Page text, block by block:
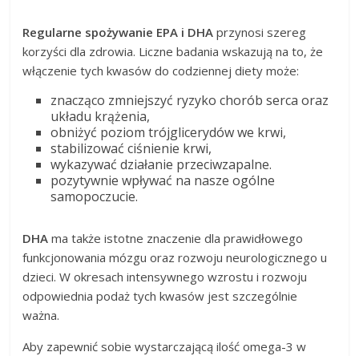
Regularne spożywanie EPA i DHA przynosi szereg
korzyści dla zdrowia. Liczne badania wskazują na to, że
włączenie tych kwasów do codziennej diety może:
znacząco zmniejszyć ryzyko chorób serca oraz
układu krążenia,
obniżyć poziom trójglicerydów we krwi,
stabilizować ciśnienie krwi,
wykazywać działanie przeciwzapalne.
pozytywnie wpływać na nasze ogólne
samopoczucie.
DHA ma także istotne znaczenie dla prawidłowego
funkcjonowania mózgu oraz rozwoju neurologicznego u
dzieci. W okresach intensywnego wzrostu i rozwoju
odpowiednia podaż tych kwasów jest szczególnie
ważna.
Aby zapewnić sobie wystarczającą ilość omega-3 w